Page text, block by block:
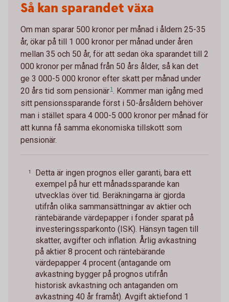
Så kan sparandet växa
Om man sparar 500 kronor per månad i åldern 25-35
år, ökar på till 1 000 kronor per månad under åren
mellan 35 och 50 år, för att sedan öka sparandet till 2
000 kronor per månad från 50 års ålder, så kan det
ge 3 000-5 000 kronor efter skatt per månad under
20 års tid som pensionär 1. Kommer man igång med
sitt pensionssparande först i 50-årsåldern behöver
man i stället spara 4 000-5 000 kronor per månad för
att kunna få samma ekonomiska tillskott som
pensionär.
1
Detta är ingen prognos eller garanti, bara ett
exempel på hur ett månadssparande kan
utvecklas över tid. Beräkningarna är gjorda
utifrån olika sammansättningar av aktier och
räntebärande värdepapper i fonder sparat på
investeringssparkonto (ISK). Hänsyn tagen till
skatter, avgifter och inflation. Årlig avkastning
på aktier 8 procent och räntebärande
värdepapper 4 procent (antagande om
avkastning bygger på prognos utifrån
historisk avkastning och antaganden om
avkastning 40 år framåt). Avgift aktiefond 1